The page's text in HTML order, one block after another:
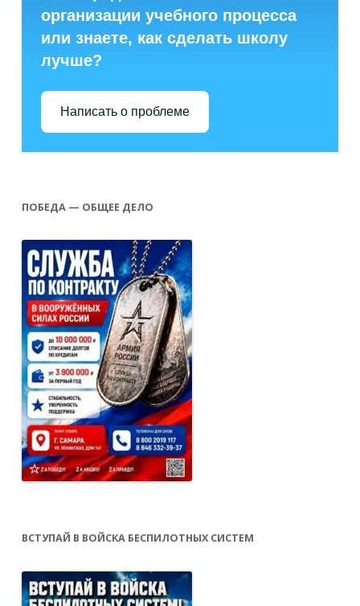
организации учебного процесса
или знаете, как сделать школу
лучше?
Написать о проблеме
ПОБЕДА — ОБЩЕЕ ДЕЛО
ВСТУПАЙ В ВОЙСКА БЕСПИЛОТНЫХ СИСТЕМ